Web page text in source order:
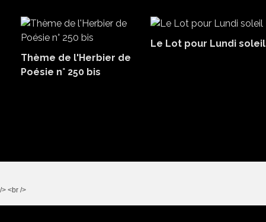
Thème de l'Herbier de
Poésie n° 250 bis
Le Lot pour Lundi soleil
<br />